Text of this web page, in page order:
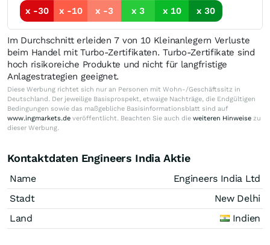
x -30
x -10 x -3 x 3 x 10 x 30
Im Durchschnitt erleiden 7 von 10 Kleinanlegern Verluste
beim Handel mit Turbo-Zertifikaten. Turbo-Zertifikate sind
hoch risikoreiche Produkte und nicht für langfristige
Anlagestrategien geeignet.
Diese Werbung richtet sich nur an Personen mit Wohn-/Geschäftssitz in
Deutschland. Der jeweilige Basisprospekt, etwaige Nachträge, die Endgültigen
Bedingungen sowie das maßgebliche Basisinformationsblatt sind auf
www.ingmarkets.de veröffentlicht. Beachten Sie auch die weiteren Hinweise zu
dieser Werbung.
Kontaktdaten Engineers India Aktie
Name
Engineers India Ltd
Stadt
New Delhi
Land
Indien